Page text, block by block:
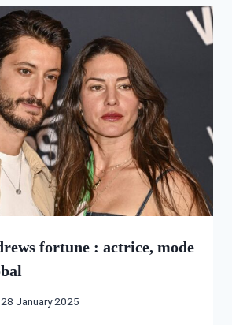
fortune : actrice, mode
28 January 2025